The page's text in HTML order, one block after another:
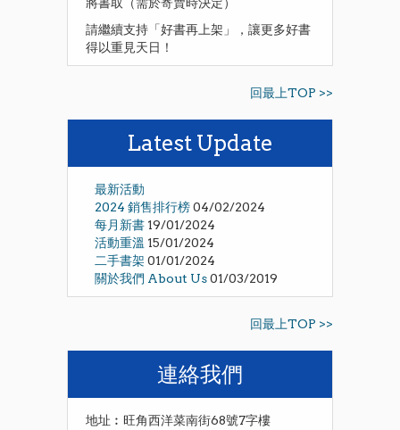
將書取（需於寄賣時決定）
請繼續支持「好書再上架」，讓更多好書
得以重見天日！
回最上TOP >>
Latest Update
最新活動
2024 銷售排行榜04/02/2024
每月新書 19/01/2024
活動重溫 15/01/2024
二手書架 01/01/2024
關於我們 About Us01/03/2019
回最上TOP >>
連絡我們
地址︰旺角西洋菜南街68號7字樓